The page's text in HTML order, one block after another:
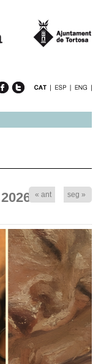
« ant seg »